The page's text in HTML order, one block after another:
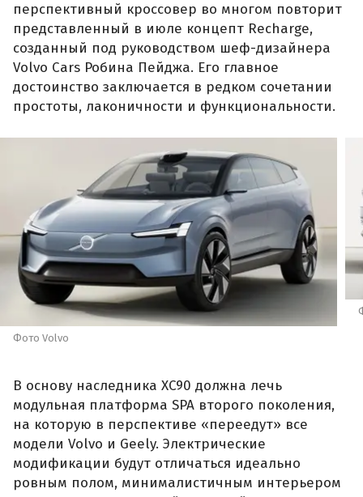
перспективный кроссовер во многом повторит
представленный в июле концепт Recharge,
созданный под руководством шеф-дизайнера
Volvo Cars Робина Пейджа. Его главное
достоинство заключается в редком сочетании
простоты, лаконичности и функциональности.
Фото Volvo
В основу наследника XC90 должна лечь
модульная платформа SPA второго поколения,
на которую в перспективе «переедут» все
модели Volvo и Geely. Электрические
модификации будут отличаться идеально
ровным полом, минималистичным интерьером